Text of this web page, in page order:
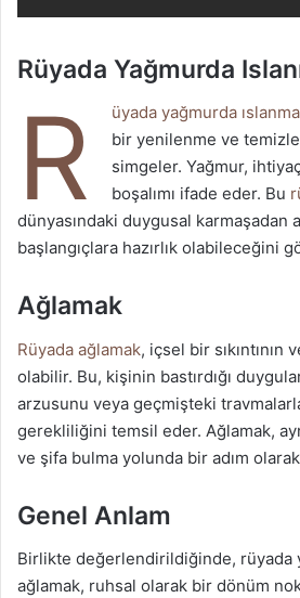
Rüyada Yağmurda
R üyada yağmurda
bir yenilenme ve
simgeler. Yağmur,
boşalımı ifade eder. Bu
dünyasındaki duygusal karmaşadan
başlangıçlara hazırlık olabileceğini
Ağlamak
Rüyada ağlamak, içsel bir sıkıntının
olabilir. Bu, kişinin bastırdığı
arzusunu veya geçmişteki
gerekliliğini temsil eder. Ağlamak,
ve şifa bulma yolunda bir adım
Genel Anlam
Birlikte değerlendirildiğinde, rüyada
ağlamak, ruhsal olarak bir dönüm